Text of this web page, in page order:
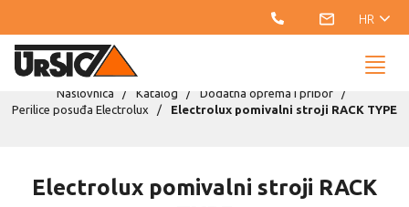
HR
Naslovnica Katalog
Dodatna oprema i pribor
Perilice posuđa Electrolux
Electrolux pomivalni stroji RACK TYPE
Electrolux pomivalni stroji RACK